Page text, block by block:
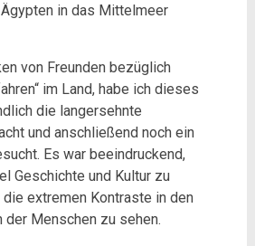
in das Mittelmeer
von Freunden bezüglich
im Land, habe ich dieses
die langersehnte
und anschließend noch ein
Es war beeindruckend,
Geschichte und Kultur zu
die extremen Kontraste in den
der Menschen zu sehen.